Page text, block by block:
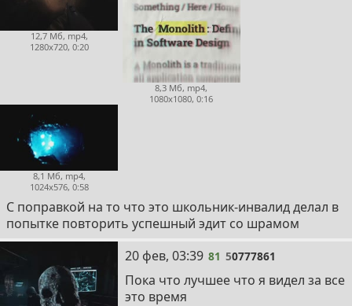
12,7 Мб, mp4,
1280x720, 0:20
8,3 Мб, mp4,
1080x1080, 0:16
8,1 Мб, mp4,
1024x576, 0:58
С поправкой на то что это школьник-инвалид делал в
попытке повторить успешный эдит со шрамом
81
20 фев, 03:39 81 50777861
Пока что лучшее что я видел за все
это время